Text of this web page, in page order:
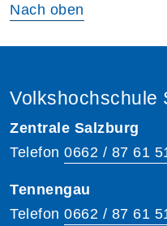
Nach oben
Volkshochschule
Zentrale Salzburg
Telefon 0662 / 87 61
Tennengau
Telefon 0662 / 87 61